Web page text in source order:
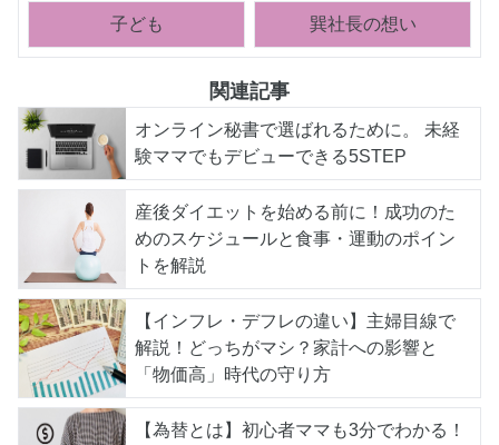
子ども 巽社長の想い
関連記事
オンライン秘書で選ばれるために。 未経
験ママでもデビューできる5STEP
産後ダイエットを始める前に！成功のた
めのスケジュールと食事・運動のポイン
トを解説
【インフレ・デフレの違い】主婦目線で
解説！どっちがマシ？家計への影響と
「物価高」時代の守り方
【為替とは】初心者ママも3分でわかる！